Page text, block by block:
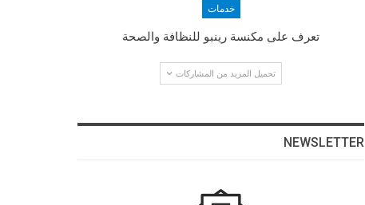
خدمات
تعرف على مكنسة رينبو للنظافة والصحة
تحميل المزيد من المشاركات
NEWSLETTER